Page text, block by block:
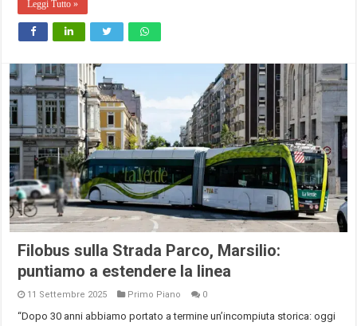
Leggi Tutto »
Filobus sulla Strada Parco, Marsilio:
puntiamo a estendere la linea
11 Settembre 2025 Primo Piano 0
“Dopo 30 anni abbiamo portato a termine un’incompiuta storica: oggi